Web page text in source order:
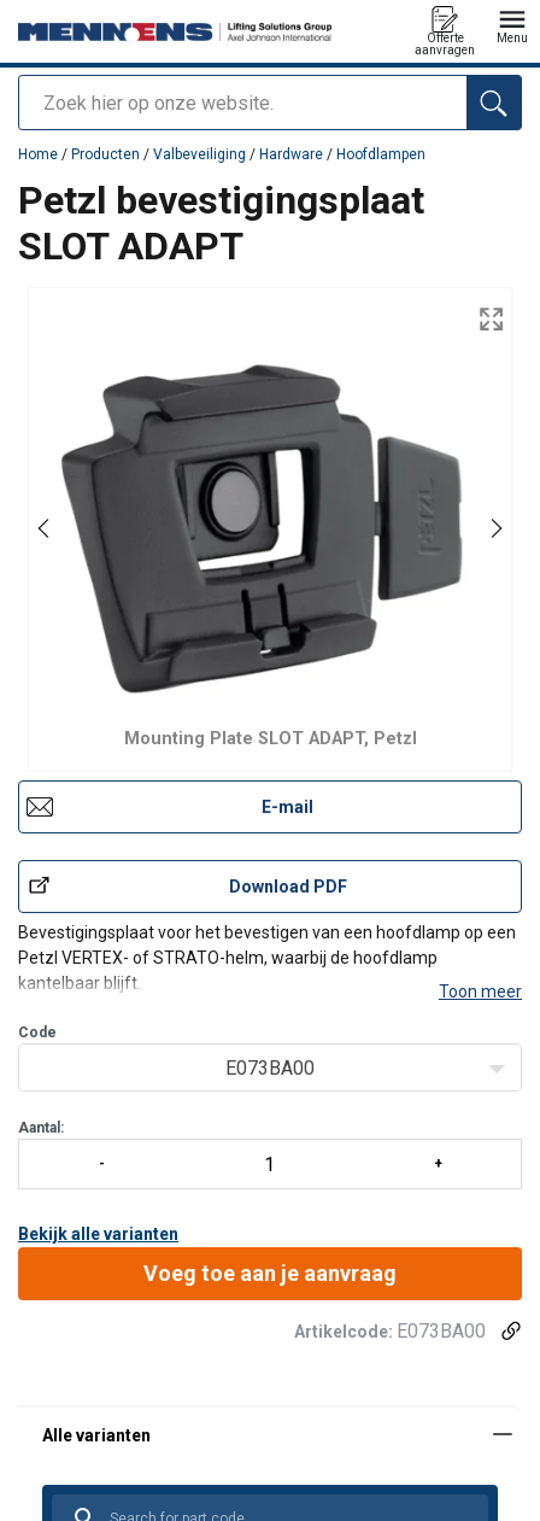
Zoeken
Offerte
aanvragen
Menu
toegevoegd aan uw offerte
Home / Producten / Valbeveiliging / Hardware / Hoofdlampen
Petzl bevestigingsplaat
SLOT ADAPT
Mounting Plate SLOT ADAPT, Petzl
E-mail
Download PDF
Bevestigingsplaat voor het bevestigen van een hoofdlamp op een
Petzl VERTEX- of STRATO-helm, waarbij de hoofdlamp
kantelbaar blijft.
helm met een slotsysteem) met behoud van de
Toon meer
Code
E073BA00
Aantal:
Bekijk alle varianten
Voeg toe aan je aanvraag
Artikelcode: E073BA00